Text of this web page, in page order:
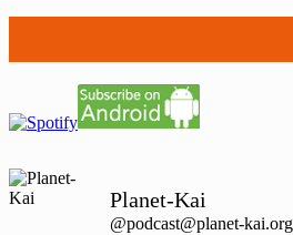
Planet-Kai
@podcast@planet-kai.org